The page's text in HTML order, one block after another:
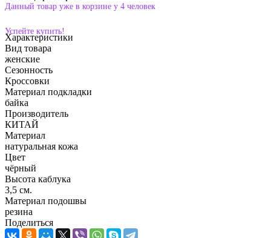
Данный товар уже в корзине у 4 человек
Успейте купить!
Характеристики
Вид товара
женские
Сезонность
Кроссовки
Материал подкладки
байка
Производитель
КИТАЙ
Материал
натуральная кожа
Цвет
чёрный
Высота каблука
3,5 см.
Материал подошвы
резина
Поделиться